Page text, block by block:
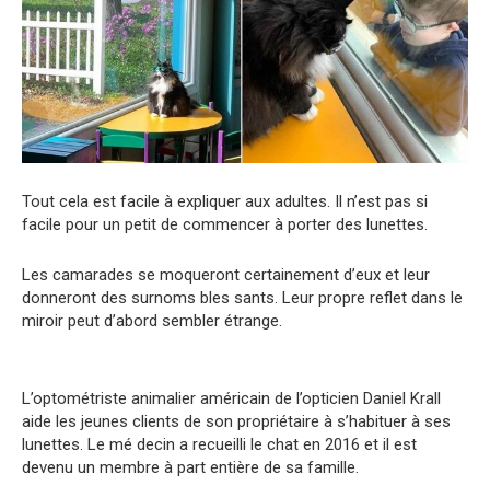
Tout cela est facile à expliquer aux adultes. Il n’est pas si
facile pour un petit de commencer à porter des lunettes.
Les camarades se moqueront certainement d’eux et leur
donneront des surnoms bles sants. Leur propre reflet dans le
miroir peut d’abord sembler étrange.
L’optométriste animalier américain de l’opticien Daniel Krall
aide les jeunes clients de son propriétaire à s’habituer à ses
lunettes. Le mé decin a recueilli le chat en 2016 et il est
devenu un membre à part entière de sa famille.